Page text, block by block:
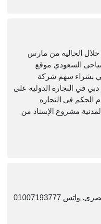
خلال الحاليه من مارس
السعودي موقع
بشراء سهم شركة
في التجاره الدوليه على
في التجاره
مشروع الإسناد من
01007193777